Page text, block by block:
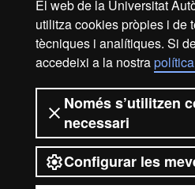
El web de la Universitat
utilitza cookies pròpies i de
tècniques i analítiques. Si
accedeixi a la nostra
Només s’utilitzen
necessari
Configurar les
Vall d'Hebron Institut de Recerca
Inici Avís legal
Sobre el web
2026 Universitat